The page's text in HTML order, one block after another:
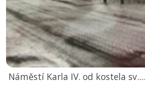
Náměstí Karla IV. od kostela sv....